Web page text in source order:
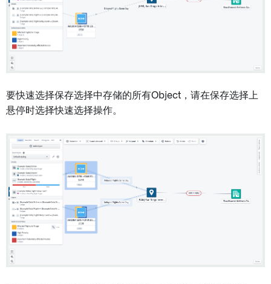
要快速选择保存选择中存储的所有Object，请在保存选择上
悬停时选择快速选择操作。